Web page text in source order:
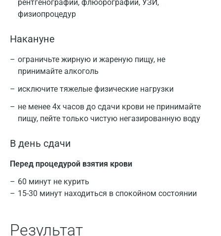
рентгенографии, флюорографии, УЗИ,
физиопроцедур
Накануне
ограничьте жирную и жареную пищу, не
принимайте алкоголь
исключите тяжелые физические нагрузки
не менее 4х часов до сдачи крови не принимайте
пищу, пейте только чистую негазированную воду
В день сдачи
Перед процедурой взятия крови
60 минут не курить
15-30 минут находиться в спокойном состоянии
Результат